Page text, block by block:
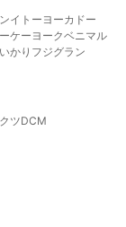
イトーヨーカドー
ケー ヨークベニマル
いかり フジグラン
ツDCM